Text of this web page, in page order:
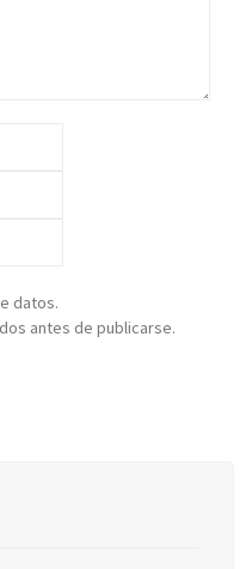
datos.
antes de publicarse.